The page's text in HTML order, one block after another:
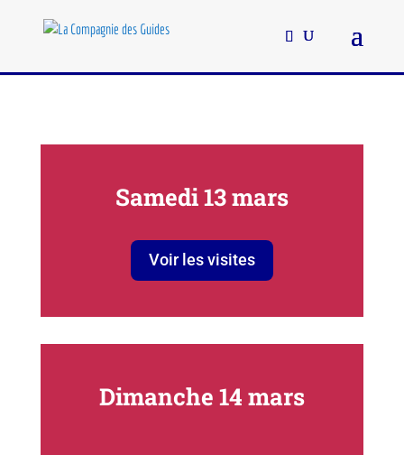
Samedi 13 mars
Voir les visites
Dimanche 14 mars